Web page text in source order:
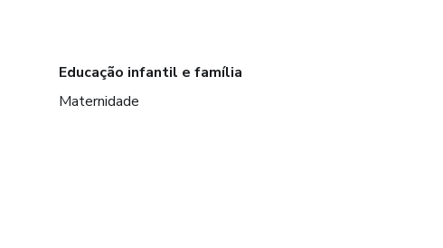
Educação infantil e família
Maternidade